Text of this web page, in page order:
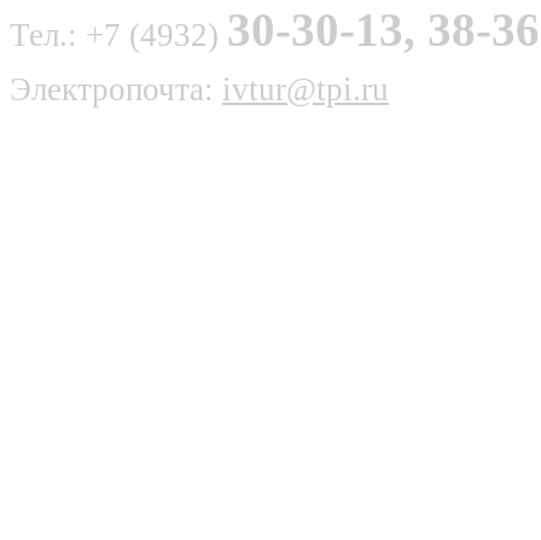
Тел.: +7 (4932) 30-30-13, 38-
Электропочта: ivtur@tpi.ru